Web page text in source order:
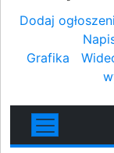
Dodaj
Grafika